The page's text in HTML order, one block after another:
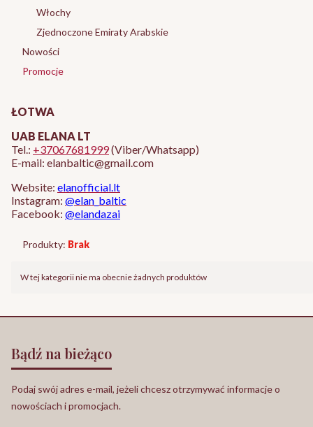
Włochy
Zjednoczone Emiraty Arabskie
Nowości
Promocje
ŁOTWA
UAB ELANA LT
Tel.: +37067681999(Viber/Whatsapp)
E-mail: elanbaltic@gmail.com
Website: elanofficial.lt
Instagram: @elan_baltic
Facebook: @elandazai
Produkty: Brak
Lista produktów
W tej kategorii nie ma obecnie żadnych produktów
Bądź na bieżąco
Podaj swój adres e-mail, jeżeli chcesz otrzymywać informacje o
nowościach i promocjach.